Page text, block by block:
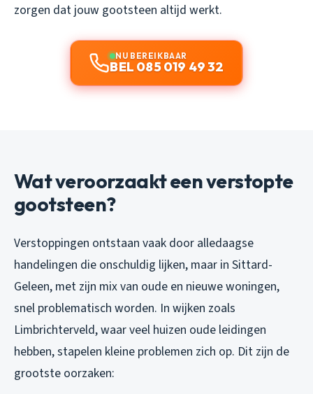
zorgen dat jouw gootsteen altijd werkt.
NU BEREIKBAAR
BEL 085 019 49 32
Wat veroorzaakt een verstopte
gootsteen?
Verstoppingen ontstaan vaak door alledaagse
handelingen die onschuldig lijken, maar in Sittard-
Geleen, met zijn mix van oude en nieuwe woningen,
snel problematisch worden. In wijken zoals
Limbrichterveld, waar veel huizen oude leidingen
hebben, stapelen kleine problemen zich op. Dit zijn de
grootste oorzaken: